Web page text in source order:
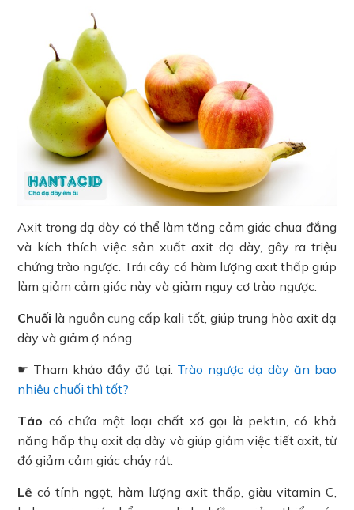
Axit trong dạ dày có thể làm tăng cảm giác chua đắng
và kích thích việc sản xuất axit dạ dày, gây ra triệu
chứng trào ngược. Trái cây có hàm lượng axit thấp giúp
làm giảm cảm giác này và giảm nguy cơ trào ngược.
Chuối là nguồn cung cấp kali tốt, giúp trung hòa axit dạ
dày và giảm ợ nóng.
☛ Tham khảo đầy đủ tại: Trào ngược dạ dày ăn bao
nhiêu chuối thì tốt?
Táo có chứa một loại chất xơ gọi là pektin, có khả
năng hấp thụ axit dạ dày và giúp giảm việc tiết axit, từ
đó giảm cảm giác cháy rát.
Lê có tính ngọt, hàm lượng axit thấp, giàu vitamin C,